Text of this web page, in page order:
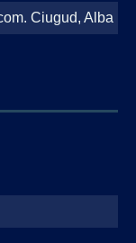
Ciugud, Alba